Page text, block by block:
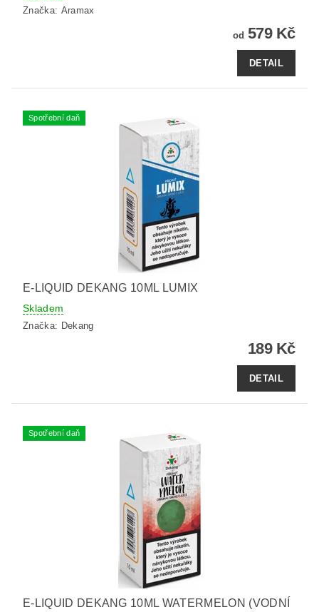
Značka: Aramax
od 579 Kč
DETAIL
Spotřební daň
E-LIQUID DEKANG 10ML LUMIX
Skladem
Značka: Dekang
189 Kč
DETAIL
Spotřební daň
E-LIQUID DEKANG 10ML WATERMELON (VODNÍ